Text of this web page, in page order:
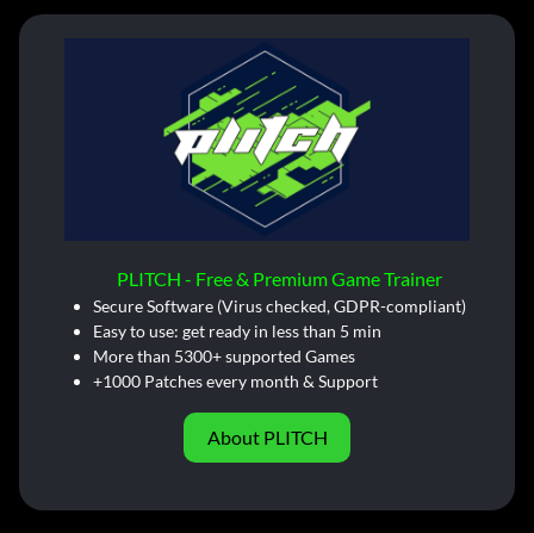
PLITCH - Free & Premium Game Trainer
Secure Software (Virus checked, GDPR-compliant)
Easy to use: get ready in less than 5 min
More than 5300+ supported Games
+1000 Patches every month & Support
About PLITCH